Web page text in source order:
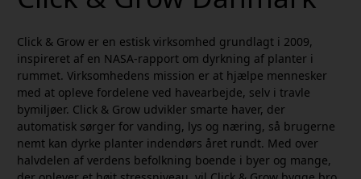
Click & Grow er en estisk virksomhed grundlagt i 2009,
inspireret af en NASA-rapport om dyrkning af planter i
rummet. Virksomhedens mission er at hjælpe mennesker
med at opleve fordelene ved havearbejde, selv i travle
bymiljøer. Click & Grow udvikler smarte haver, der
automatisk sørger for vanding, lys og næring, så brugerne
nemt kan dyrke planter indendørs året rundt. Med over
halvdelen af verdens befolkning boende i byer og mange,